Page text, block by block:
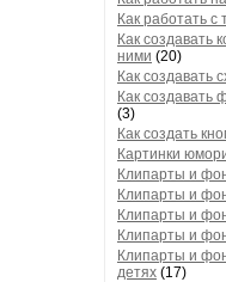
Как работать с
Как создавать
ними (20)
Как создавать
Как создавать
(3)
Как создать
Картинки
Клипарты и
Клипарты и
Клипарты и
Клипарты и
Клипарты и
детях (17)